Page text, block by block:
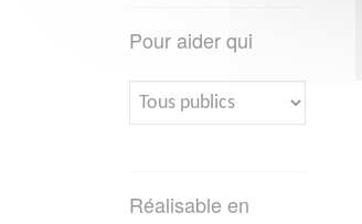
Pour aider qui
Réalisable en